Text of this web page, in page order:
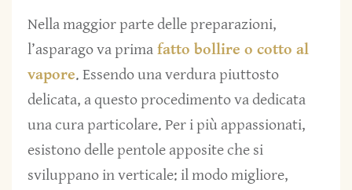
Nella maggior parte delle preparazioni,
l’asparago va prima fatto bollire o cotto al
vapore. Essendo una verdura piuttosto
delicata, a questo procedimento va dedicata
una cura particolare. Per i più appassionati,
esistono delle pentole apposite che si
sviluppano in verticale: il modo migliore,